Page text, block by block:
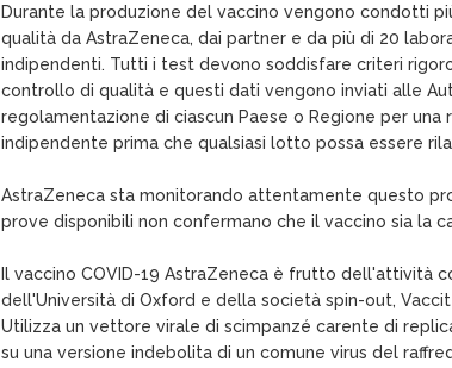
Durante la produzione del vaccino vengono condotti
qualità da AstraZeneca, dai partner e da più di 20
indipendenti. Tutti i test devono soddisfare criteri
controllo di qualità e questi dati vengono inviati alle
regolamentazione di ciascun Paese o Regione per una
indipendente prima che qualsiasi lotto possa essere
AstraZeneca sta monitorando attentamente questo
prove disponibili non confermano che il vaccino sia la
Il vaccino COVID-19 AstraZeneca è frutto dell'attività
dell'Università di Oxford e della società spin-out,
Utilizza un vettore virale di scimpanzé carente di
su una versione indebolita di un comune virus del